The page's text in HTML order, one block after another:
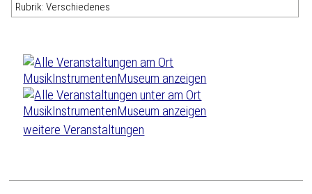
Rubrik: Verschiedenes
weitere Veranstaltungen